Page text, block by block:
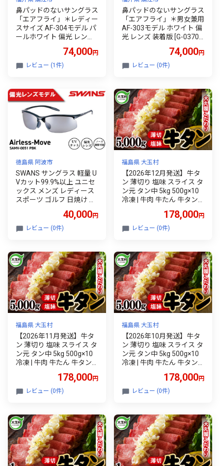
鼻パッドのないサングラス
「エアフライ」＊レディー
スサイズ AF-304モデル パ
ールホワイト 偏光 レンズ
74,000円
レビュー (1件)
鼻パッドのないサングラス
「エアフライ」＊男女兼用
AF-303モデル ホワイト 偏
光 レンズ 装着版 [G-03701
スペック サングラス カラ
ーレンズ 偏光 調光 UVカッ
74,000円
レビュー (0件)
徳島県 阿波市
SWANS サングラス 軽量 U
Vカット99.9%以上 ユニセ
ックス メンズ レディース
スポーツ ゴルフ 日焼け 紫
しゃれ 釣り テニス 野球 ド
ライブ 運転 自転車 バイク
ランニング めがね 眼鏡 ア
イウェア アクセサリー プ
レゼント ギフト 贈答 日本
製 阿波市 徳島県 スワンズ
SAMV-0051 PBK
40,000円
レビュー (0件)
福島県 大玉村
【2026年12月発送】牛タ
ン 薄切り 塩味 スライス タ
ン元 タン中 5kg 500g×10
冷凍 | 牛肉 牛たん 牛タン
キャンプ アウトドア 年末
ご家庭用 贈答用 ギフト ふ
け | 福島県 大玉村
178,000円
レビュー (0件)
福島県 大玉村
【2026年11月発送】牛タ
ン 薄切り 塩味 スライス タ
ン元 タン中 5kg 500g×10
冷凍 | 牛肉 牛たん 牛タン
キャンプ アウトドア 年末
ご家庭用 贈答用 ギフト ふ
け | 福島県 大玉村
178,000円
レビュー (0件)
福島県 大玉村
【2026年10月発送】牛タ
ン 薄切り 塩味 スライス タ
ン元 タン中 5kg 500g×10
冷凍 | 牛肉 牛たん 牛タン
キャンプ アウトドア 年末
ご家庭用 贈答用 ギフト ふ
け | 福島県 大玉村
178,000円
レビュー (0件)